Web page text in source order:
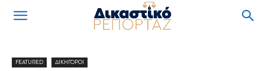
FEATURED ΔΙΚΗΓΟΡΟΙ